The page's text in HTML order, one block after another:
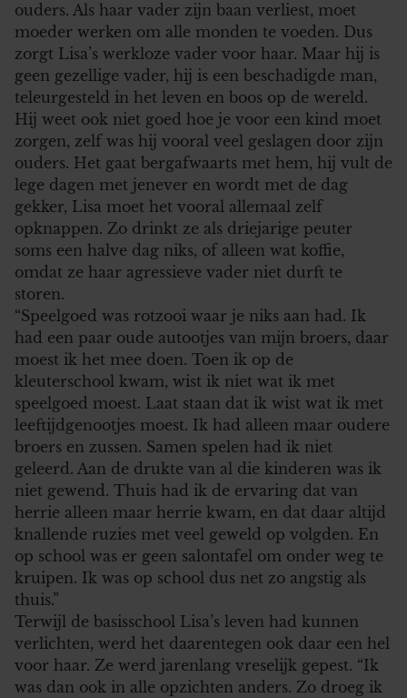
ouders. Als haar vader zijn baan verliest, moet
moeder werken om alle monden te voeden. Dus
zorgt Lisa’s werkloze vader voor haar. Maar hij is
geen gezellige vader, hij is een beschadigde man,
teleurgesteld in het leven en boos op de wereld.
Hij weet ook niet goed hoe je voor een kind moet
zorgen, zelf was hij vooral veel geslagen door zijn
ouders. Het gaat bergafwaarts met hem, hij vult de
lege dagen met jenever en wordt met de dag
gekker, Lisa moet het vooral allemaal zelf
opknappen. Zo drinkt ze als driejarige peuter
soms een halve dag niks, of alleen wat koffie,
omdat ze haar agressieve vader niet durft te
storen.
“Speelgoed was rotzooi waar je niks aan had. Ik
had een paar oude autootjes van mijn broers, daar
moest ik het mee doen. Toen ik op de
kleuterschool kwam, wist ik niet wat ik met
speelgoed moest. Laat staan dat ik wist wat ik met
leeftijdgenootjes moest. Ik had alleen maar oudere
broers en zussen. Samen spelen had ik niet
geleerd. Aan de drukte van al die kinderen was ik
niet gewend. Thuis had ik de ervaring dat van
herrie alleen maar herrie kwam, en dat daar altijd
knallende ruzies met veel geweld op volgden. En
op school was er geen salontafel om onder weg te
kruipen. Ik was op school dus net zo angstig als
thuis.”
Terwijl de basisschool Lisa’s leven had kunnen
verlichten, werd het daarentegen ook daar een hel
voor haar. Ze werd jarenlang vreselijk gepest. “Ik
was dan ook in alle opzichten anders. Zo droeg ik